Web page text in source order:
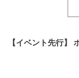
【イベント先行】